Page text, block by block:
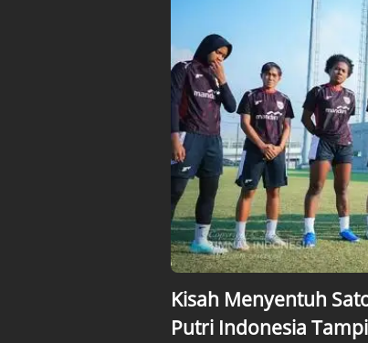
Kisah Menyentuh
Putri Indonesia